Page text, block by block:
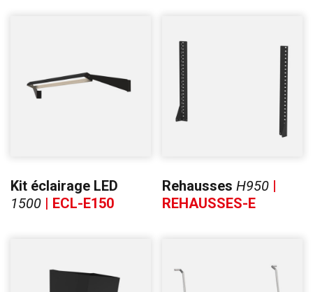
Kit éclairage LED
1500 | ECL-E150
RehaussesH950 |
REHAUSSES-E